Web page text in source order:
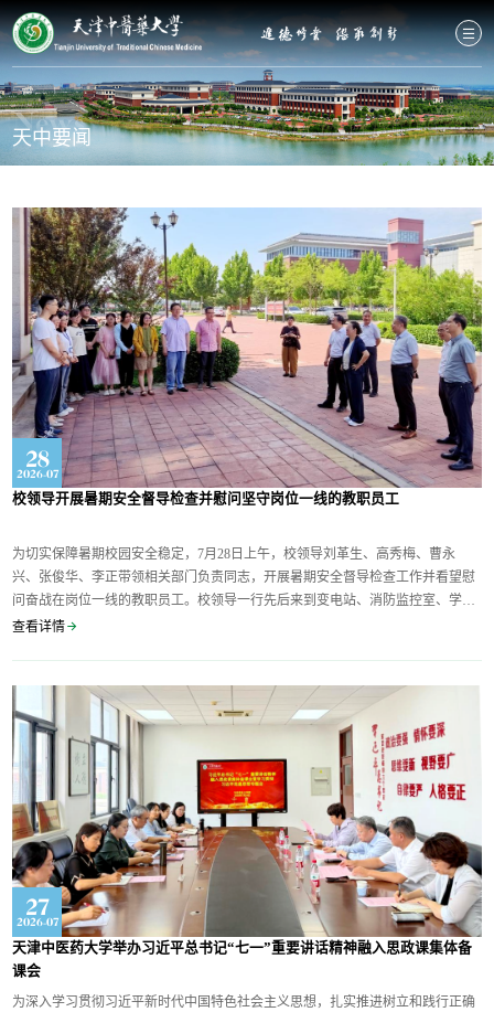
News
天中要闻
28
2026-07
校领导开展暑期安全督导检查并慰问坚守岗位一线的教职员工
为切实保障暑期校园安全稳定，7月28日上午，校领导刘革生、高秀梅、曹永
兴、张俊华、李正带领相关部门负责同志，开展暑期安全督导检查工作并看望慰
问奋战在岗位一线的教职员工。校领导一行先后来到变电站、消防监控室、学工
部、研工部、本科招录现场、中医药研究院、交叉科学研究院、西区餐厅、门
查看详情
27
2026-07
天津中医药大学举办习近平总书记“七一”重要讲话精神融入思政课集体备
课会
为深入学习贯彻习近平新时代中国特色社会主义思想，扎实推进树立和践行正确